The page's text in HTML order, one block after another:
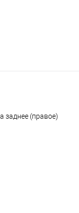
заднее (правое)